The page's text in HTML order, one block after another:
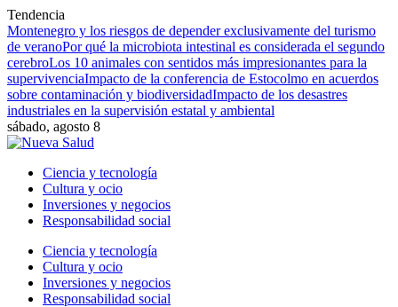
Tendencia
Montenegro y los riesgos de depender exclusivamente del turismo
de veranoPor qué la microbiota intestinal es considerada el segundo
cerebroLos 10 animales con sentidos más impresionantes para la
supervivenciaImpacto de la conferencia de Estocolmo en acuerdos
sobre contaminación y biodiversidadImpacto de los desastres
industriales en la supervisión estatal y ambiental
sábado, agosto 8
Ciencia y tecnología
Cultura y ocio
Inversiones y negocios
Responsabilidad social
Ciencia y tecnología
Cultura y ocio
Inversiones y negocios
Responsabilidad social